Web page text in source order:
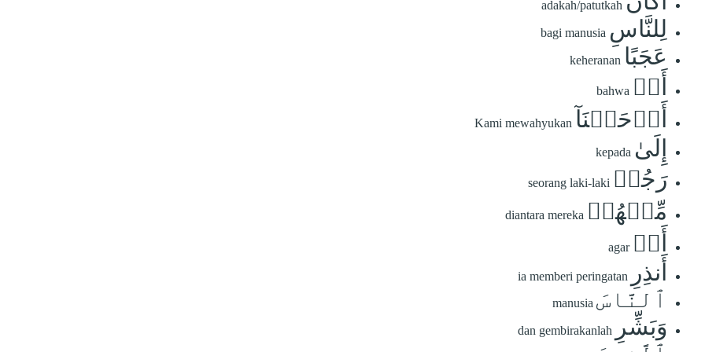
adakah/patutkah
لِلنَّاسِ bagi manusia
عَجَبًا keheranan
أَنۡ bahwa
أَوۡحَيۡنَآ Kami mewahyukan
إِلَىٰ kepada
رَجُلٖ seorang laki-laki
مِّنۡهُمۡ diantara mereka
أَنۡ agar
أَنذِرِ ia memberi peringatan
ٱلنَّاسَ manusia
وَبَشِّرِ dan gembirakanlah